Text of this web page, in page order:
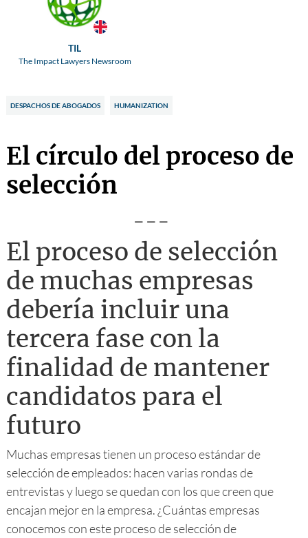
TIL
The Impact Lawyers Newsroom
DESPACHOS DE ABOGADOS HUMANIZATION
El círculo del proceso de
selección
---
El proceso de selección
de muchas empresas
debería incluir una
tercera fase con la
finalidad de mantener
candidatos para el
futuro
Muchas empresas tienen un proceso estándar de
selección de empleados: hacen varias rondas de
entrevistas y luego se quedan con los que creen que
encajan mejor en la empresa. ¿Cuántas empresas
conocemos con este proceso de selección de